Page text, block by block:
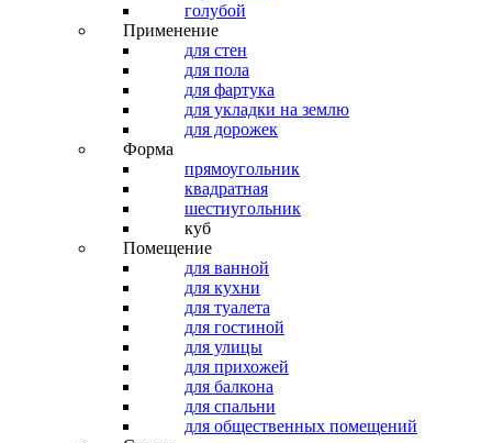
голубой
Применение
для стен
для пола
для фартука
для укладки на землю
для дорожек
Форма
прямоугольник
квадратная
шестиугольник
куб
Помещение
для ванной
для кухни
для туалета
для гостиной
для улицы
для прихожей
для балкона
для спальни
для общественных помещений